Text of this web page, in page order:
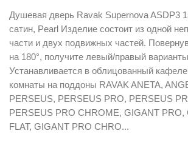
Душевая дверь Ravak Supernova ASDP3
сатин, Pearl Изделие состоит из одной
части и двух подвижных частей.
на 180°, получите левый/правый
Устанавливается в облицованный
комнаты на поддоны RAVAK ANETA,
PERSEUS, PERSEUS PRO, PERSEUS
PERSEUS PRO CHROME, GIGANT PRO,
FLAT, GIGANT PRO CHRO...